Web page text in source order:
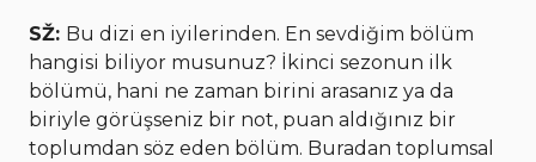
SŽ: Bu dizi en iyilerinden. En sevdiğim bölüm
hangisi biliyor musunuz? İkinci sezonun ilk
bölümü, hani ne zaman birini arasanız ya da
biriyle görüşseniz bir not, puan aldığınız bir
toplumdan söz eden bölüm. Buradan toplumsal